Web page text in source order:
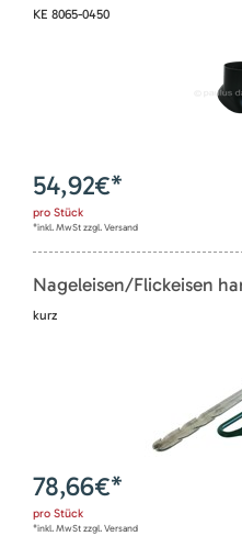
KE 8065-0450
54,92€*
pro Stück
*inkl. MwSt zzgl. Versand
Nageleisen/Flickeisen
kurz
78,66€*
pro Stück
*inkl. MwSt zzgl. Versand